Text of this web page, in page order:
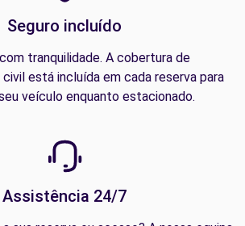
Seguro incluído
tranquilidade. A cobertura de
está incluída em cada reserva para
veículo enquanto estacionado.
Assistência 24/7